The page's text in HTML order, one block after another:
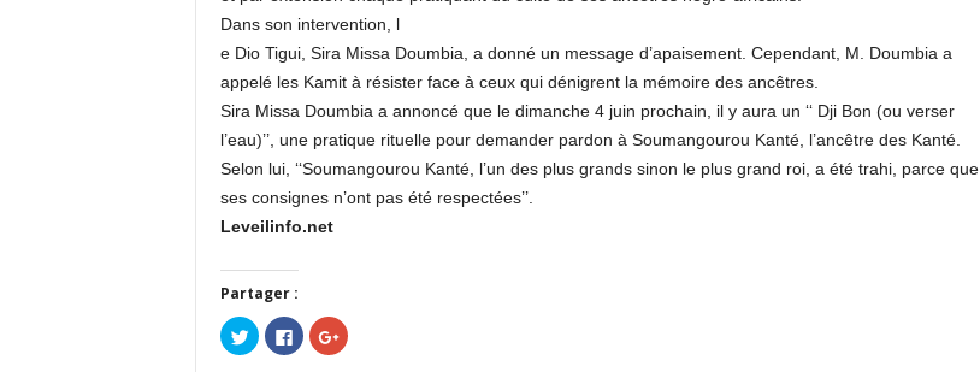
Dans son intervention, l
e Dio Tigui, Sira Missa Doumbia, a donné un message d’apaisement. Cependant, M. Doumbia a
appelé les Kamit à résister face à ceux qui dénigrent la mémoire des ancêtres.
Sira Missa Doumbia a annoncé que le dimanche 4 juin prochain, il y aura un ‘‘ Dji Bon (ou verser
l’eau)’’, une pratique rituelle pour demander pardon à Soumangourou Kanté, l’ancêtre des Kanté.
Selon lui, ‘‘Soumangourou Kanté, l’un des plus grands sinon le plus grand roi, a été trahi, parce que
ses consignes n’ont pas été respectées’’.
Leveilinfo.net
Partager :
Cliquez
pour
partager
Cliquez
pour
partager
Cliquez
pour